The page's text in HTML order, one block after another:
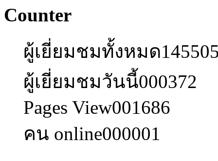
Counter
ผู้เยี่ยมชมทั้งหมด
ผู้เยี่ยมชมวันนี้000372
Pages View001686
คน online000001